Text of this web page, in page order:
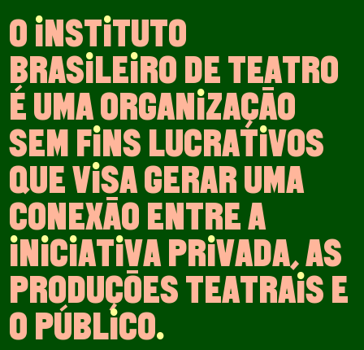
OINSTITUTO
BRASILEIRODETEATRO
ÉUMAORGANIZAÇÃO
SEMFINSLUCRATIVOS
QUEVISAGERARUMA
CONEXÃOENTREA
INICIATIVAPRIVADA,AS
PRODUÇÕESTEATRAISE
OPÚBLICO.